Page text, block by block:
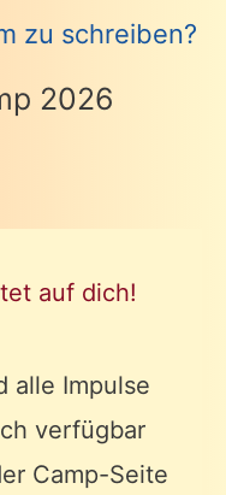
zu schreiben?
2026
auf dich!
alle Impulse
verfügbar
Camp-Seite